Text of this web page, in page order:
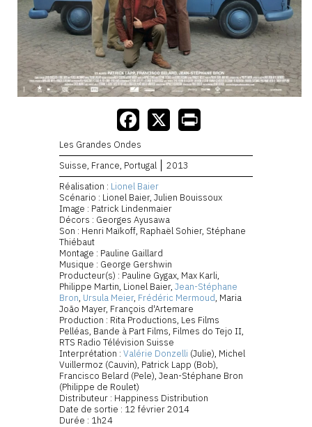
Les Grandes Ondes
Suisse, France, Portugal
2013
Réalisation : Lionel Baier
Scénario : Lionel Baier, Julien Bouissoux
Image : Patrick Lindenmaier
Décors : Georges Ayusawa
Son : Henri Maïkoff, Raphaël Sohier, Stéphane
Thiébaut
Montage : Pauline Gaillard
Musique : George Gershwin
Producteur(s) : Pauline Gygax, Max Karli,
Philippe Martin, Lionel Baier, Jean-Stéphane
Bron, Ursula Meier, Frédéric Mermoud, Maria
João Mayer, François d'Artemare
Production : Rita Productions, Les Films
Pelléas, Bande à Part Films, Filmes do Tejo II,
RTS Radio Télévision Suisse
Interprétation : Valérie Donzelli (Julie), Michel
Vuillermoz (Cauvin), Patrick Lapp (Bob),
Francisco Belard (Pele), Jean-Stéphane Bron
(Philippe de Roulet)
Distributeur : Happiness Distribution
Date de sortie : 12 février 2014
Durée : 1h24